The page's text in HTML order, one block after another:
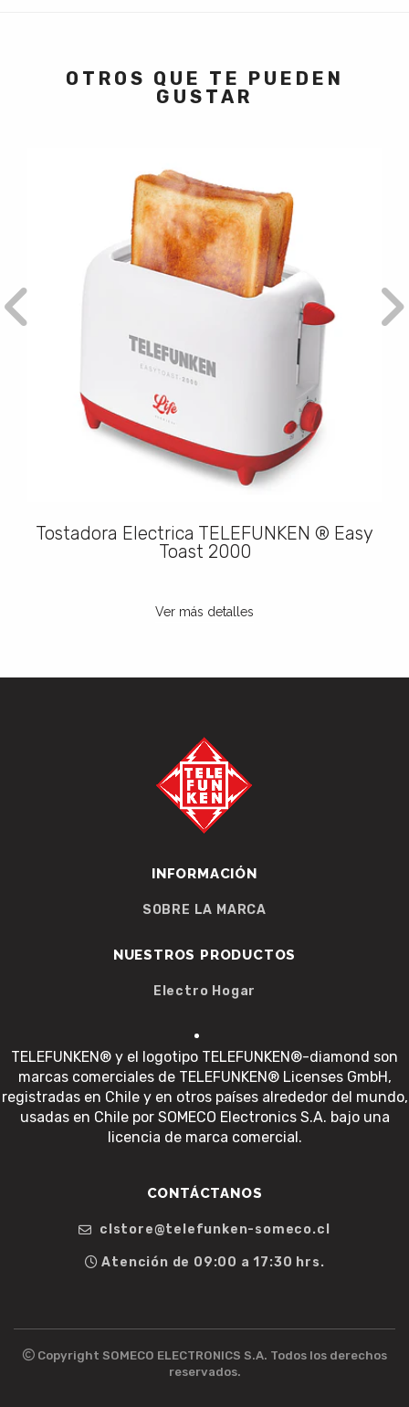
OTROS QUE TE PUEDEN
GUSTAR
Tostadora Electrica TELEFUNKEN ® Easy
Toast 2000
Ver más detalles
INFORMACIÓN
SOBRE LA MARCA
NUESTROS PRODUCTOS
Electro Hogar
TELEFUNKEN® y el logotipo TELEFUNKEN®-diamond son
marcas comerciales de TELEFUNKEN® Licenses GmbH,
registradas en Chile y en otros países alrededor del mundo,
usadas en Chile por SOMECO Electronics S.A. bajo una
licencia de marca comercial.
CONTÁCTANOS
clstore@telefunken-someco.cl
Atención de 09:00 a 17:30 hrs.
Copyright SOMECO ELECTRONICS S.A. Todos los derechos
reservados.